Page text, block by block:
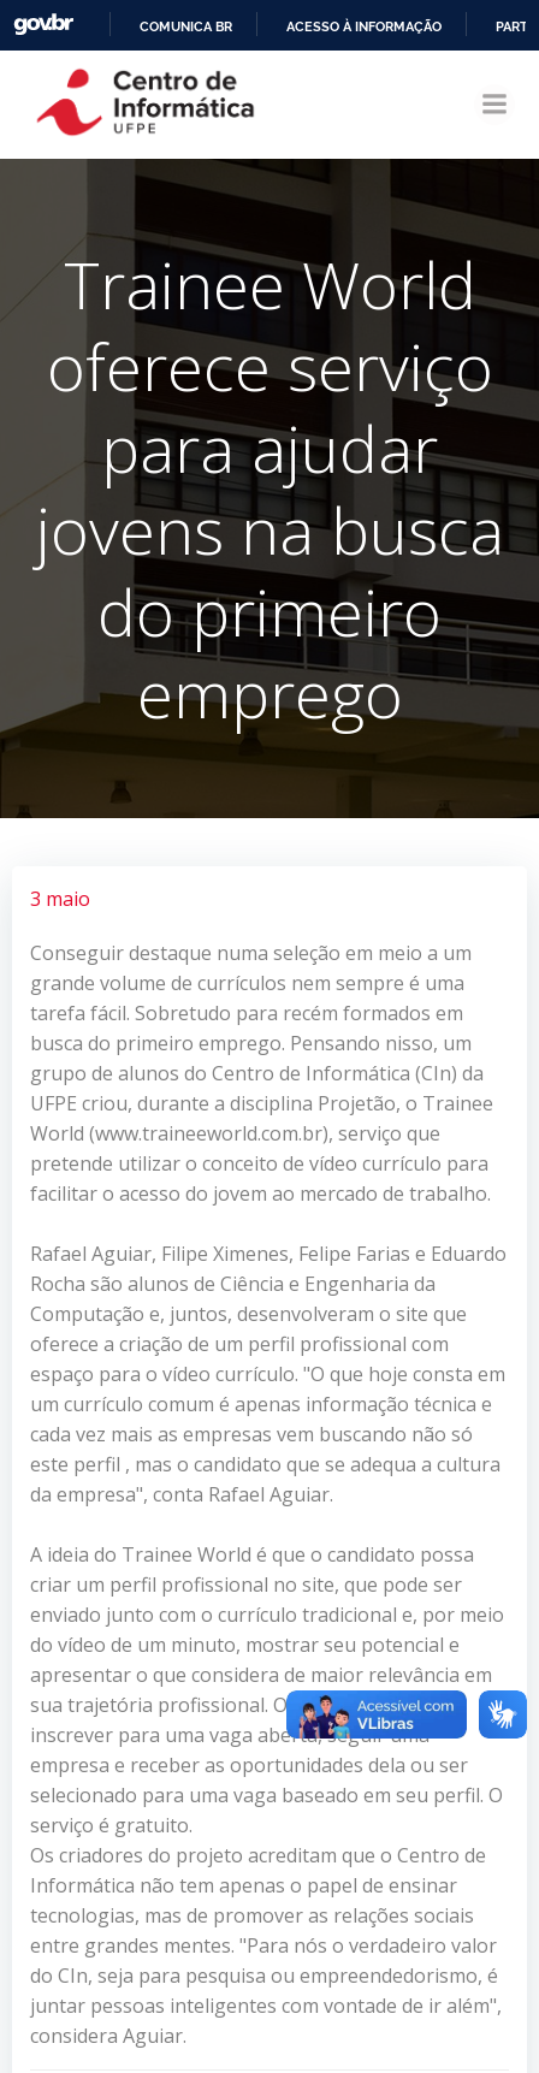
CONTEÚDO
COMUNICA BR ACESSO À INFORMAÇÃO
Trainee World
oferece serviço
para ajudar
jovens na busca
do primeiro
emprego
3 maio
Conseguir destaque numa seleção em meio a um
grande volume de currículos nem sempre é uma
tarefa fácil. Sobretudo para recém formados em
busca do primeiro emprego. Pensando nisso, um
grupo de alunos do Centro de Informática (CIn) da
UFPE criou, durante a disciplina Projetão, o Trainee
World (www.traineeworld.com.br), serviço que
pretende utilizar o conceito de vídeo currículo para
facilitar o acesso do jovem ao mercado de trabalho.
Rafael Aguiar, Filipe Ximenes, Felipe Farias e Eduardo
Rocha são alunos de Ciência e Engenharia da
Computação e, juntos, desenvolveram o site que
oferece a criação de um perfil profissional com
espaço para o vídeo currículo. "O que hoje consta em
um currículo comum é apenas informação técnica e
cada vez mais as empresas vem buscando não só
este perfil , mas o candidato que se adequa a cultura
da empresa", conta Rafael Aguiar.
A ideia do Trainee World é que o candidato possa
criar um perfil profissional no site, que pode ser
enviado junto com o currículo tradicional e, por meio
do vídeo de um minuto, mostrar seu potencial e
apresentar o que considera de maior relevância em
sua trajetória profissional. O usuário poderá se
inscrever para uma vaga aberta, seguir uma
empresa e receber as oportunidades dela ou ser
selecionado para uma vaga baseado em seu perfil. O
serviço é gratuito.
Os criadores do projeto acreditam que o Centro de
Informática não tem apenas o papel de ensinar
tecnologias, mas de promover as relações sociais
entre grandes mentes. "Para nós o verdadeiro valor
do CIn, seja para pesquisa ou empreendedorismo, é
juntar pessoas inteligentes com vontade de ir além",
considera Aguiar.